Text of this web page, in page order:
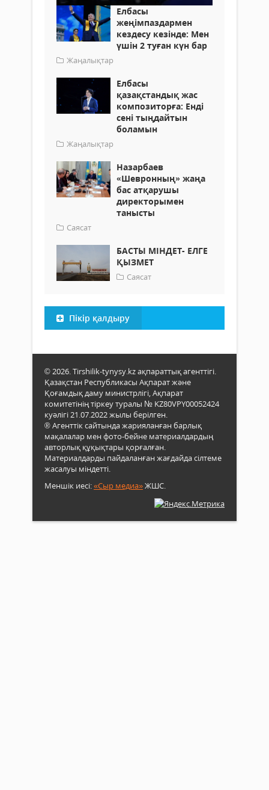
Елбасы
жеңімпаздармен
кездесу кезінде: Мен
үшін 2 туған күн бар
Жаңалықтар
Елбасы
қазақстандық жас
композиторға: Енді
сені тыңдайтын
боламын
Жаңалықтар
Назарбаев
«Шевронның» жаңа
бас атқарушы
директорымен
танысты
Саясат
БАСТЫ МІНДЕТ- ЕЛГЕ
ҚЫЗМЕТ
Саясат
Пікір қалдыру
© 2026. Tirshilik-tynysy.kz ақпараттық агенттігі.
Қазақстан Республикасы Ақпарат және
Қоғамдық даму министрлігі, Ақпарат
комитетінің тіркеу туралы № KZ80VPY00052424
куәлігі 21.07.2022 жылы берілген.
® Агенттік сайтында жарияланған барлық
мақалалар мен фото-бейне материалдардың
авторлық құқықтары қорғалған.
Материалдарды пайдаланған жағдайда сілтеме
жасалуы міндетті.
Меншік иесі:«Сыр медиа»ЖШС.